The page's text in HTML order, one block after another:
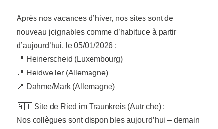
Après nos vacances d’hiver, nos sites sont de
nouveau joignables comme d’habitude à partir
d’aujourd’hui, le 05/01/2026 :
📍 Heinerscheid (Luxembourg)
📍 Heidweiler (Allemagne)
📍 Dahme/Mark (Allemagne)
🇦🇹 Site de Ried im Traunkreis (Autriche) :
Nos collègues sont disponibles aujourd’hui – demain